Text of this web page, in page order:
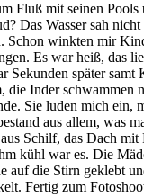
Fluß mit seinen Pools
Das Wasser sah
Schon winkten mir
Es war heiß, das
Sekunden später
die Inder schwammen
Sie luden mich ein,
aus allem, was
Schilf, das Dach mit
kühl war es. Die
auf die Stirn geklebt
Fertig zum